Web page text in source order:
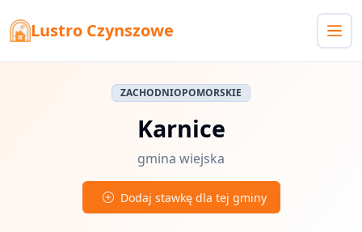
Lustro Czynszowe
ZACHODNIOPOMORSKIE
Karnice
gmina wiejska
Dodaj stawkę dla tej gminy